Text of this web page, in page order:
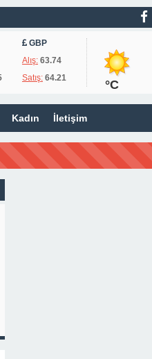
GBP
Alış:63.74
Satış:64.21 °C
Kadın İletişim